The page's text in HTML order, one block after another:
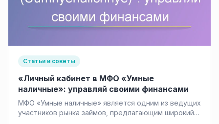
Статьи и советы
«Личный кабинет в МФО «Умные
наличные»: управляй своими финансами
МФО «Умные наличные» является одним из ведущих
участников рынка займов, предлагающим широкий